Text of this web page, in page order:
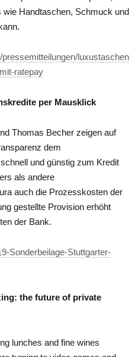
Handtaschen, Schmuck und
luxustaschen-
ratepay
per Mausklick
Thomas Becher zeigen auf
dem
und günstig zum Kredit
als andere
auch die Prozesskosten der
gestellte Provision erhöht
der Bank.
Sonderbeilage-Stuttgarter-
the future of private
lunches and fine wines